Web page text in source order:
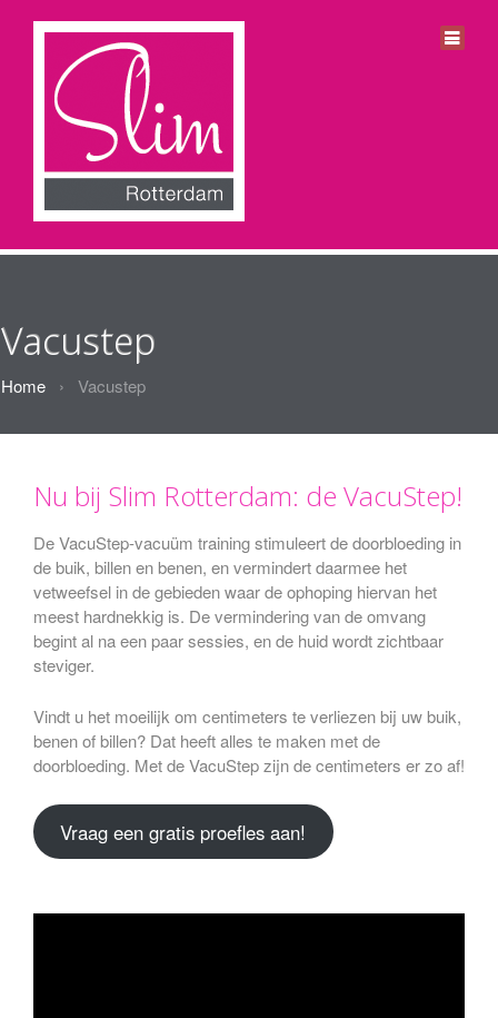
Vacustep
Home › Vacustep
Nu bij Slim Rotterdam: de VacuStep!
De VacuStep-vacuüm training stimuleert de doorbloeding in
de buik, billen en benen, en vermindert daarmee het
vetweefsel in de gebieden waar de ophoping hiervan het
meest hardnekkig is. De vermindering van de omvang
begint al na een paar sessies, en de huid wordt zichtbaar
steviger.
Vindt u het moeilijk om centimeters te verliezen bij uw buik,
benen of billen? Dat heeft alles te maken met de
doorbloeding. Met de VacuStep zijn de centimeters er zo af!
Vraag een gratis proefles aan!